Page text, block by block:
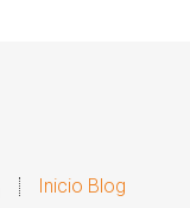
Inicio Blog